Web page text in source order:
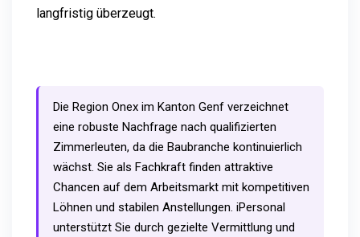
langfristig überzeugt.
Die Region Onex im Kanton Genf verzeichnet
eine robuste Nachfrage nach qualifizierten
Zimmerleuten, da die Baubranche kontinuierlich
wächst. Sie als Fachkraft finden attraktive
Chancen auf dem Arbeitsmarkt mit kompetitiven
Löhnen und stabilen Anstellungen. iPersonal
unterstützt Sie durch gezielte Vermittlung und